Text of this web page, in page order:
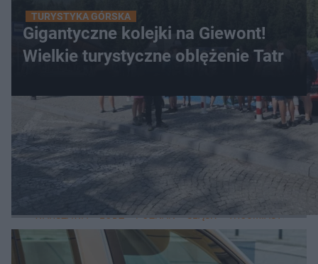
TURYSTYKA GÓRSKA
Gigantyczne kolejki na Giewont!
Wielkie turystyczne oblężenie Tatr
WIĘCEJ
LOKALNE
WARSZAWA ŁÓDŹ POZNAŃ ŚLĄSK TRÓJMIASTO